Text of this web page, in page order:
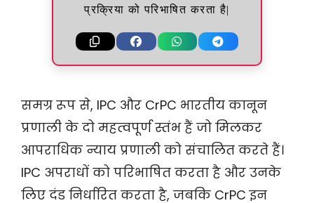
प्रक्रिया को परिभाषित करता है|
समग्र रूप से, IPC और CrPC भारतीय कानून
प्रणाली के दो महत्वपूर्ण स्तंभ हैं जो मिलकर
आपराधिक न्याय प्रणाली को संचालित करते हैं।
IPC अपराधों को परिभाषित करता है और उनके
लिए दंड निर्धारित करता है, जबकि CrPC इन